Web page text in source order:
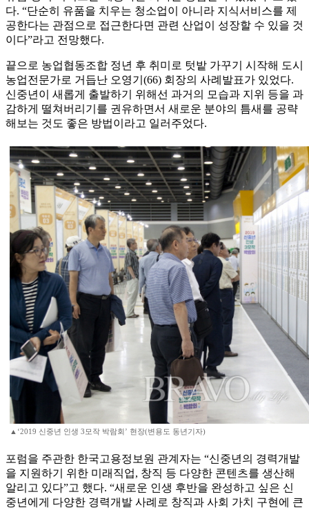
다. “단순히 유품을 치우는 청소업이 아니라 지식서비스를 제
공한다는 관점으로 접근한다면 관련 산업이 성장할 수 있을 것
이다”라고 전망했다.
끝으로 농업협동조합 정년 후 취미로 텃밭 가꾸기 시작해 도시
농업전문가로 거듭난 오영기(66) 회장의 사례발표가 있었다.
신중년이 새롭게 출발하기 위해선 과거의 모습과 지위 등을 과
감하게 떨쳐버리기를 권유하면서 새로운 분야의 틈새를 공략
해보는 것도 좋은 방법이라고 일러주었다.
▲‘2019 신중년 인생 3모작 박람회’ 현장(변용도 동년기자)
포럼을 주관한 한국고용정보원 관계자는 “신중년의 경력개발
을 지원하기 위한 미래직업, 창직 등 다양한 콘텐츠를 생산해
알리고 있다”고 했다. “새로운 인생 후반을 완성하고 싶은 신
중년에게 다양한 경력개발 사례로 창직과 사회 가치 구현에 큰